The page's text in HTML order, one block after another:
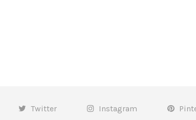
Twitter Instagram